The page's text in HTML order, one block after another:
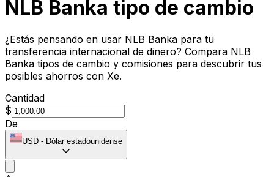
NLB Banka tipo de cambio
¿Estás pensando en usar NLB Banka para tu
transferencia internacional de dinero? Compara NLB
Banka tipos de cambio y comisiones para descubrir tus
posibles ahorros con Xe.
Cantidad
$
De
USD - Dólar estadounidense